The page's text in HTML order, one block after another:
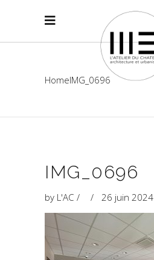
HomeIMG_0696
IMG_0696
by L'AC 26 juin 2024